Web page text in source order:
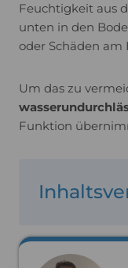
Feuchtigkeit aus
unten in den
oder Schäden am
Um das zu
Funktion